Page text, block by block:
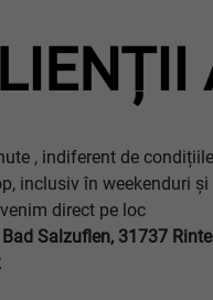
, indiferent de
inclusiv în weekenduri
direct pe loc
Salzuflen, 31737